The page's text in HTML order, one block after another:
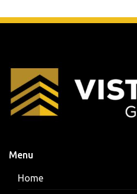
Menu
Home